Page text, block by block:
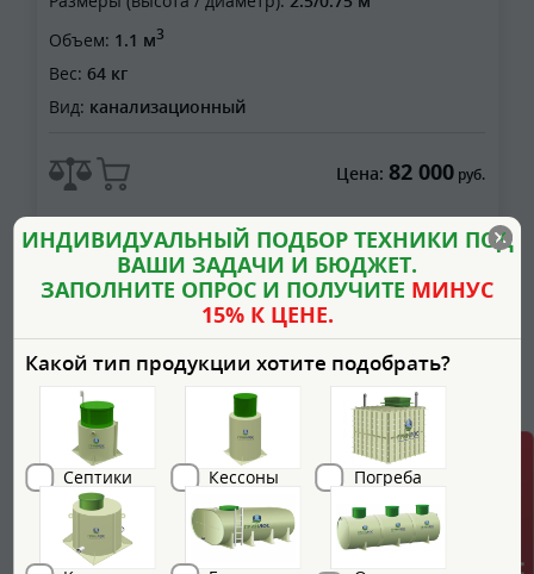
Объем: 1.1 м3
Вес: 64 кг
Вид: канализационный
Цена: 82 000 руб.
ИНДИВИДУАЛЬНЫЙ ПОДБОР ТЕХНИКИ ПОД
ВАШИ ЗАДАЧИ И БЮДЖЕТ.
ЗАПОЛНИТЕ ОПРОС И ПОЛУЧИТЕ МИНУС
15% К ЦЕНЕ.
Какой тип продукции хотите подобрать?
Септики Кессоны Погреба